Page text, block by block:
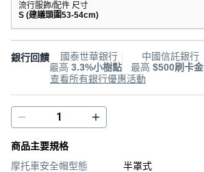
流行服飾/配件 尺寸
S (建議頭圍53-54cm)
銀行回饋
國泰世華銀行
最高 3.3%小樹點
中國信託銀行
最高 $500刷卡金
查看所有銀行優惠活動
商品主要規格
摩托車安全帽型態
半罩式